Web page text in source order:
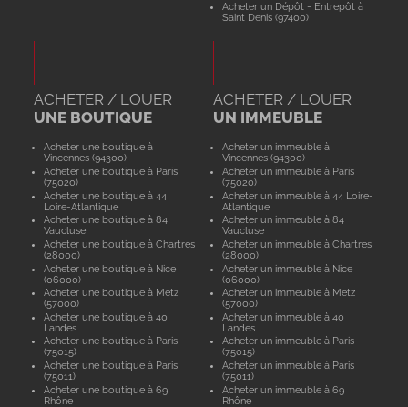
Acheter un Dépôt - Entrepôt à
Saint Denis (97400)
ACHETER / LOUER
UNE BOUTIQUE
Acheter une boutique à
Vincennes (94300)
Acheter une boutique à Paris
(75020)
Acheter une boutique à 44
Loire-Atlantique
Acheter une boutique à 84
Vaucluse
Acheter une boutique à Chartres
(28000)
Acheter une boutique à Nice
(06000)
Acheter une boutique à Metz
(57000)
Acheter une boutique à 40
Landes
Acheter une boutique à Paris
(75015)
Acheter une boutique à Paris
(75011)
Acheter une boutique à 69
Rhône
ACHETER / LOUER
UN IMMEUBLE
Acheter un immeuble à
Vincennes (94300)
Acheter un immeuble à Paris
(75020)
Acheter un immeuble à 44 Loire-
Atlantique
Acheter un immeuble à 84
Vaucluse
Acheter un immeuble à Chartres
(28000)
Acheter un immeuble à Nice
(06000)
Acheter un immeuble à Metz
(57000)
Acheter un immeuble à 40
Landes
Acheter un immeuble à Paris
(75015)
Acheter un immeuble à Paris
(75011)
Acheter un immeuble à 69
Rhône